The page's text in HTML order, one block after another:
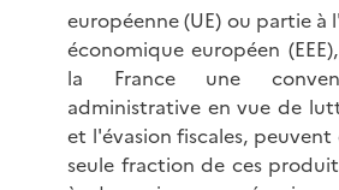
européenne (UE) ou partie à
économique européen
la France une
administrative en vue de
et l'évasion fiscales, peuvent
seule fraction de ces